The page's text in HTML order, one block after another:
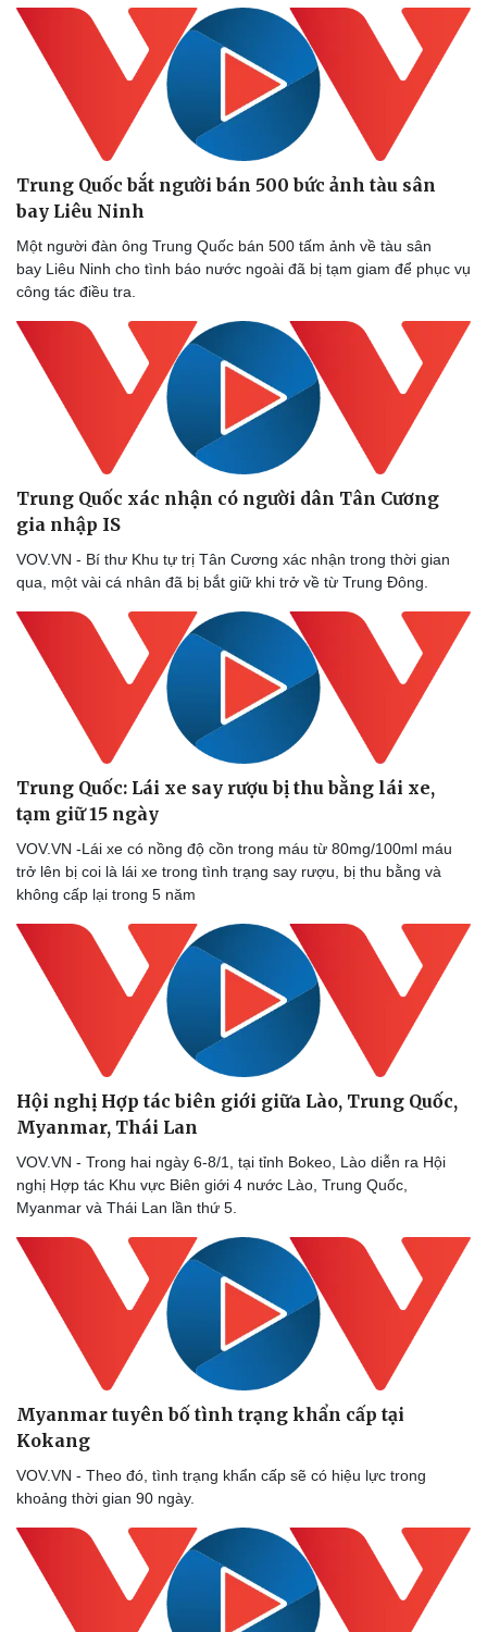
Thể thao
Lịch thi đấu bóng đá
Thế giới thể thao
eSports
Hậu trường
Xe máy
Tư vấn
Trung Quốc bắt người bán 500 bức ảnh tàu sân
bay Liêu Ninh
Một người đàn ông Trung Quốc bán 500 tấm ảnh về tàu sân
bay Liêu Ninh cho tình báo nước ngoài đã bị tạm giam để phục vụ
công tác điều tra.
Trung Quốc xác nhận có người dân Tân Cương
gia nhập IS
VOV.VN - Bí thư Khu tự trị Tân Cương xác nhận trong thời gian
qua, một vài cá nhân đã bị bắt giữ khi trở về từ Trung Đông.
Trung Quốc: Lái xe say rượu bị thu bằng lái xe,
tạm giữ 15 ngày
VOV.VN -Lái xe có nồng độ cồn trong máu từ 80mg/100ml máu
trở lên bị coi là lái xe trong tình trạng say rượu, bị thu bằng và
không cấp lại trong 5 năm
Hội nghị Hợp tác biên giới giữa Lào, Trung Quốc,
Myanmar, Thái Lan
VOV.VN - Trong hai ngày 6-8/1, tại tỉnh Bokeo, Lào diễn ra Hội
nghị Hợp tác Khu vực Biên giới 4 nước Lào, Trung Quốc,
Myanmar và Thái Lan lần thứ 5.
Myanmar tuyên bố tình trạng khẩn cấp tại
Kokang
VOV.VN - Theo đó, tình trạng khẩn cấp sẽ có hiệu lực trong
khoảng thời gian 90 ngày.